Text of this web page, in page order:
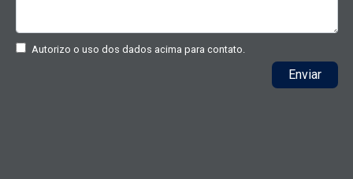
Autorizo o uso dos dados acima para contato.
Enviar